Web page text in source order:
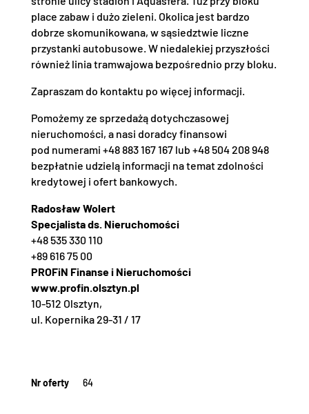
place zabaw i dużo zieleni. Okolica jest bardzo
dobrze skomunikowana, w sąsiedztwie liczne
przystanki autobusowe. W niedalekiej przyszłości
również linia tramwajowa bezpośrednio przy bloku.
Zapraszam do kontaktu po więcej informacji.
Pomożemy ze sprzedażą dotychczasowej
nieruchomości, a nasi doradcy finansowi
pod numerami +48 883 167 167 lub +48 504 208 948
bezpłatnie udzielą informacji na temat zdolności
kredytowej i ofert bankowych.
Radosław Wolert
Specjalista ds. Nieruchomości
+48 535 330 110
+89 616 75 00
PROFiN Finanse i Nieruchomości
www.profin.olsztyn.pl
10-512 Olsztyn,
ul. Kopernika 29-31 / 17
Nr oferty 64